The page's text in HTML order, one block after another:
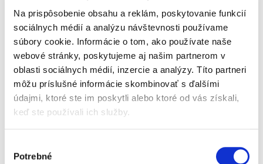
Na prispôsobenie obsahu a reklám, poskytovanie funkcií
sociálnych médií a analýzu návštevnosti používame
súbory cookie. Informácie o tom, ako používate naše
webové stránky, poskytujeme aj našim partnerom v
oblasti sociálnych médií, inzercie a analýzy. Títo partneri
môžu príslušné informácie skombinovať s ďalšími
údajmi, ktoré ste im poskytli alebo ktoré od vás získali,
keď ste používali ich služby.
súhlasu
Potrebné
OSB3 12 x 1250 x 2500 19,70 €/ks
OSB3 15 x 1250 x 2500 24,58 €/ks
OSB3 18 x 1250 x 2500
34,41 €/ks